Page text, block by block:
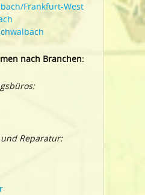
Frankfurt-West
nach Branchen:
Reparatur: